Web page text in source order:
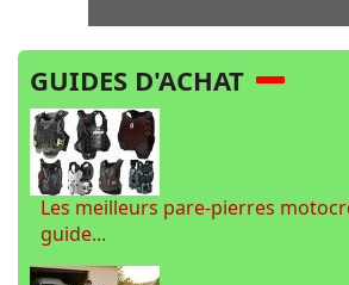
GUIDES D'ACHAT
Les meilleurs pare-pierres
guide...